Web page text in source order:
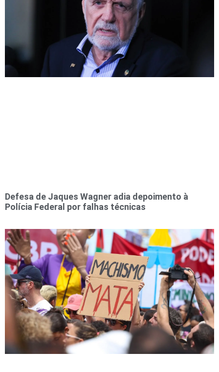
Defesa de Jaques Wagner adia depoimento à
Polícia Federal por falhas técnicas